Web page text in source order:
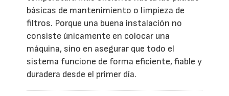
básicas de mantenimiento o limpieza de
filtros. Porque una buena instalación no
consiste únicamente en colocar una
máquina, sino en asegurar que todo el
sistema funcione de forma eficiente, fiable y
duradera desde el primer día.